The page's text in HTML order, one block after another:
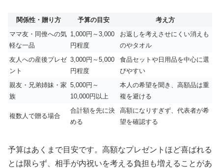
関係性・贈り方 予算の目安
考え方
ママ友・同僚への気
軽な一品
1,000円～3,000
円程度
お返しを考えさせにくい消えも
のやタオル
友人への産後プレゼ
ント
3,000円～5,000
円程度
食品セットや日用品を中心に選
びやすい
親友・兄弟姉妹・家
族
5,000円～
10,000円以上
本人の希望を聞き、高額品は重
複を避ける
複数人で贈る場合
合計額を先に決
める
高額になりすぎず、代表者が希
望を確認する
予算はあくまで目安です。高額なプレゼントほど喜ばれる
とは限らず、相手が内祝いを考える負担も増えることがあ